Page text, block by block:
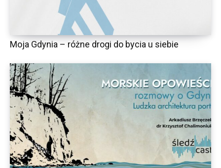
Moja Gdynia – różne drogi do bycia u siebie